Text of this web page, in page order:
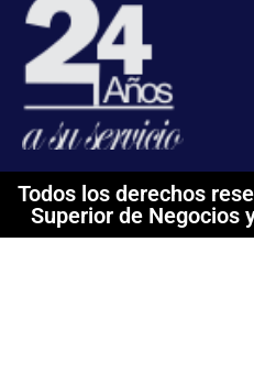
Todos los derechos
Superior de Negocios